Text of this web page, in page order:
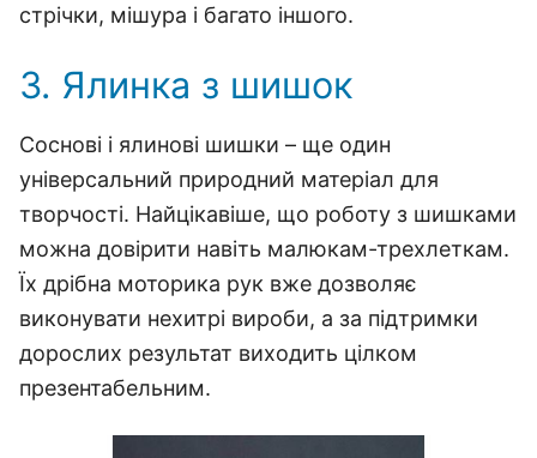
стрічки, мішура і багато іншого.
3. Ялинка з шишок
Соснові і ялинові шишки – ще один
універсальний природний матеріал для
творчості. Найцікавіше, що роботу з шишками
можна довірити навіть малюкам-трехлеткам.
Їх дрібна моторика рук вже дозволяє
виконувати нехитрі вироби, а за підтримки
дорослих результат виходить цілком
презентабельним.